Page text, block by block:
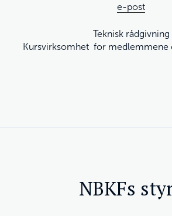
e-post
Teknisk rådgivning
Kursvirksomhet for medlemmene
NBKFs